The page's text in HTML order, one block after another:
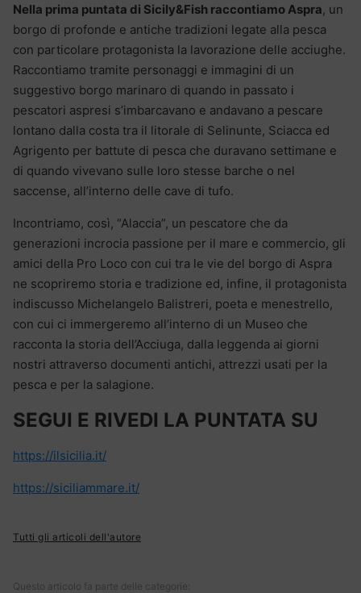
Nella prima puntata di Sicily&Fish raccontiamo Aspra, un
borgo di profonde e antiche tradizioni legate alla pesca
con particolare protagonista la lavorazione delle acciughe.
Raccontiamo tramite personaggi e immagini di un
suggestivo borgo marinaro di quando in passato i
pescatori aspresi s’imbarcavano e andavano a pescare
lontano dalla costa tra il litorale di Selinunte, Sciacca ed
Agrigento per battute di pesca che duravano settimane e
di quando vivevano sulle loro stesse barche o nel
saccense, all’interno delle cave di tufo.
Incontriamo, così, “Alaccia”, un pescatore che da
generazioni incrocia passione per il mare e commercio, gli
amici della Pro Loco con cui tra le vie del borgo di Aspra
ne scopriremo storia e tradizione ed, infine, il protagonista
indiscusso Michelangelo Balistreri, poeta e menestrello,
con cui ci immergeremo all’interno di un Museo che
racconta la storia dell’Acciuga, dalla leggenda ai giorni
nostri attraverso documenti antichi, attrezzi usati per la
pesca e per la salagione.
SEGUI E RIVEDI LA PUNTATA SU
https://ilsicilia.it/
https://siciliammare.it/
Tutti gli articoli dell'autore
Questo articolo fa parte delle categorie: